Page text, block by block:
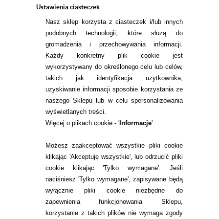
Ustawienia ciasteczek
Nasz sklep korzysta z ciasteczek i/lub innych
podobnych technologii, które służą do
gromadzenia i przechowywania informacji.
Każdy konkretny plik cookie jest
wykorzystywany do określonego celu lub celów,
takich jak identyfikacja użytkownika,
uzyskiwanie informacji sposobie korzystania ze
naszego Sklepu lub w celu spersonalizowania
wyświetlanych treści.
Więcej o plikach cookie - 'Informacje'
Możesz zaakceptować wszystkie pliki cookie
klikając 'Akceptuję wszystkie', lub odrzucić pliki
cookie klikając 'Tylko wymagane'. Jeśli
naciśniesz 'Tylko wymagane', zapisywane będą
wyłącznie pliki cookie niezbędne do
zapewnienia funkcjonowania Sklepu,
korzystanie z takich plików nie wymaga zgody
INFORMACJE KONTAKTOWE
KONTAKT
TEL.
22 113 44 43
E-MAIL.
KONTAKT@ALESOCZEWKI.COM
ZMIEŃ USTAWIENIA ZGODY NA CIASTECZKA